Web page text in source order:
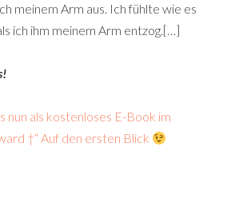
meinem Arm aus. Ich fühlte wie es
ich ihm meinem Arm entzog.[…]
nun als kostenloses E-Book im
†“ Auf den ersten Blick